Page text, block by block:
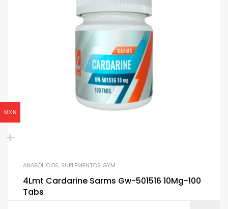
ANABÓLICOS, SUPLEMENTOS GYM
4Lmt Cardarine Sarms Gw-501516 10Mg-100
Tabs
MXN